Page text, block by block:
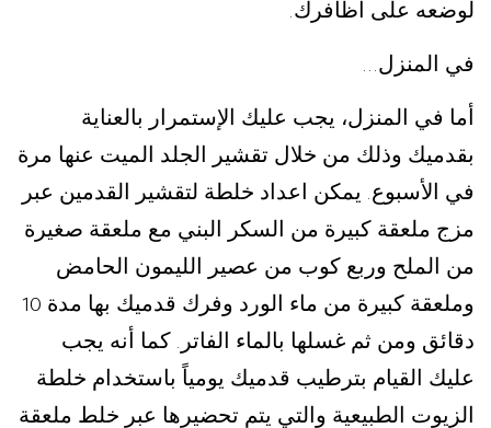
لوضعه على أظافرك.
في المنزل...
أما في المنزل، يجب عليك الإستمرار بالعناية
بقدميك وذلك من خلال تقشير الجلد الميت عنها مرة
في الأسبوع. يمكن اعداد خلطة لتقشير القدمين عبر
مزج ملعقة كبيرة من السكر البني مع ملعقة صغيرة
من الملح وربع كوب من عصير الليمون الحامض
وملعقة كبيرة من ماء الورد وفرك قدميك بها مدة 10
دقائق ومن ثم غسلها بالماء الفاتر . كما أنه يجب
عليك القيام بترطيب قدميك يومياً باستخدام خلطة
الزيوت الطبيعية والتي يتم تحضيرها عبر خلط ملعقة